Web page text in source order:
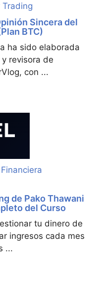
Trading
Sincera del
BTC)
ha sido elaborada
revisora de
con ...
de Pako Thawani
del Curso
tu dinero de
ingresos cada mes
...